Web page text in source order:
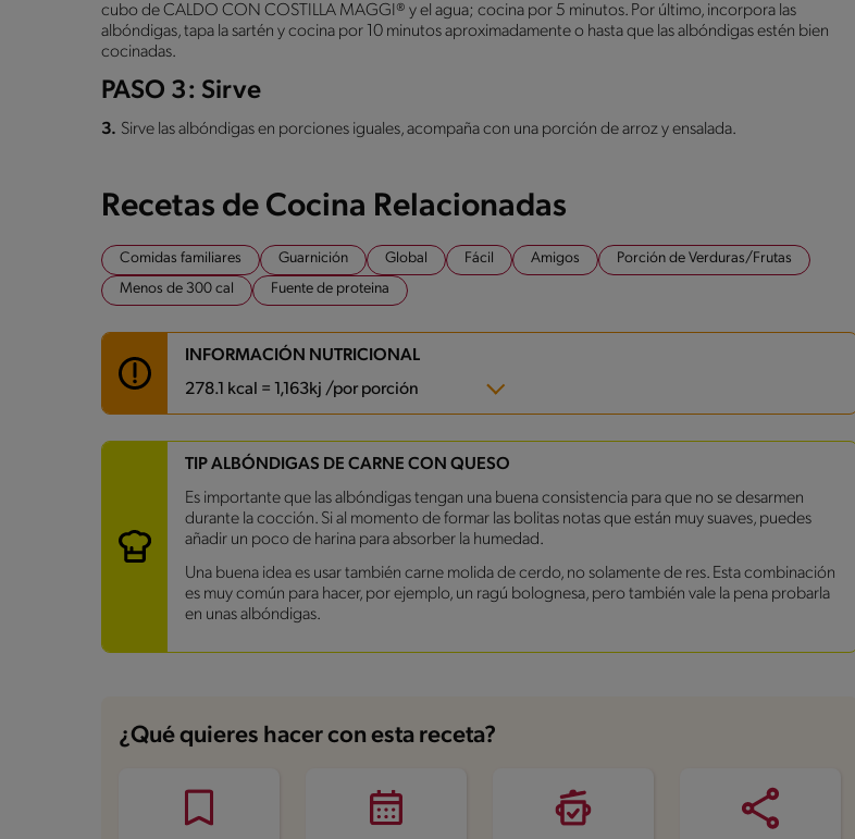
cubo de CALDO CON COSTILLA MAGGI® y el agua; cocina por 5 minutos. Por último, incorpora las
albóndigas, tapa la sartén y cocina por 10 minutos aproximadamente o hasta que las albóndigas estén bien
cocinadas.
PASO 3: Sirve
3. Sirve las albóndigas en porciones iguales, acompaña con una porción de arroz y ensalada.
Recetas de Cocina Relacionadas
Comidas familiares Guarnición Global Fácil Amigos
Porción de Verduras/Frutas
Menos de 300 cal
Fuente de proteina
INFORMACIÓN NUTRICIONAL
278.1 kcal = 1,163kj /por porción
Carbohidratos 9 g
Grasas 14.6 g
Fibra 2.4 g
Proteína 27.7 g
Grasas saturadas 4.9 g
Sodio 515.7 mg
Azúcares 5 g
TIP ALBÓNDIGAS DE CARNE CON QUESO
Es importante que las albóndigas tengan una buena consistencia para que no se desarmen
durante la cocción. Si al momento de formar las bolitas notas que están muy suaves, puedes
añadir un poco de harina para absorber la humedad.
Una buena idea es usar también carne molida de cerdo, no solamente de res. Esta combinación
es muy común para hacer, por ejemplo, un ragú bolognesa, pero también vale la pena probarla
en unas albóndigas.
¿Qué quieres hacer con esta receta?